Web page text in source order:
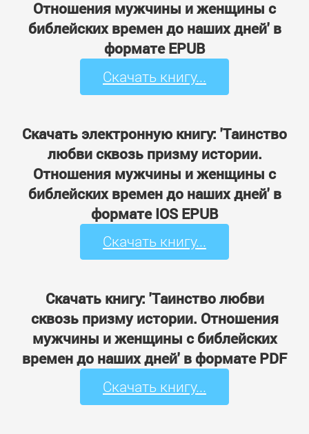
Отношения мужчины и женщины с
библейских времен до наших дней' в
формате EPUB
Скачать книгу...
Скачать электронную книгу: 'Таинство
любви сквозь призму истории.
Отношения мужчины и женщины с
библейских времен до наших дней' в
формате IOS EPUB
Скачать книгу...
Скачать книгу: 'Таинство любви
сквозь призму истории. Отношения
мужчины и женщины с библейских
времен до наших дней' в формате PDF
Скачать книгу...